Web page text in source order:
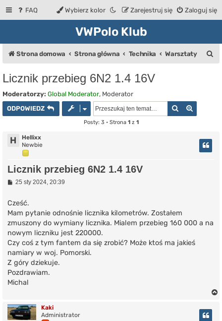
FAQ Zaloguj się
Zarejestruj się
Wybierz kolor
VWPolo Klub
Strona domowa Strona główna Technika Warsztaty
Licznik przebieg 6N2 1.4 16V
Moderatorzy: Global Moderator, Moderator
ODPOWIEDZ
Szukaj
Posty: 3 • Strona 1z 1
H
Hellixx
Newbie
Licznik przebieg 6N2 1.4 16V
P
t
25 sty 2024, 20:39
Cześć.
Mam pytanie odnośnie licznika kilometrów. Zostałem
zmuszony do wymiany licznika. Mialem przebieg 160 000 a na
nowym liczniku jest 220000.
Czy coś z tym fantem da się zrobić? Może ktoś ma jakieś
namiary w woj. Pomorski.
Z góry dziekuje.
Pozdrawiam.
Michal
Kaki
Administrator